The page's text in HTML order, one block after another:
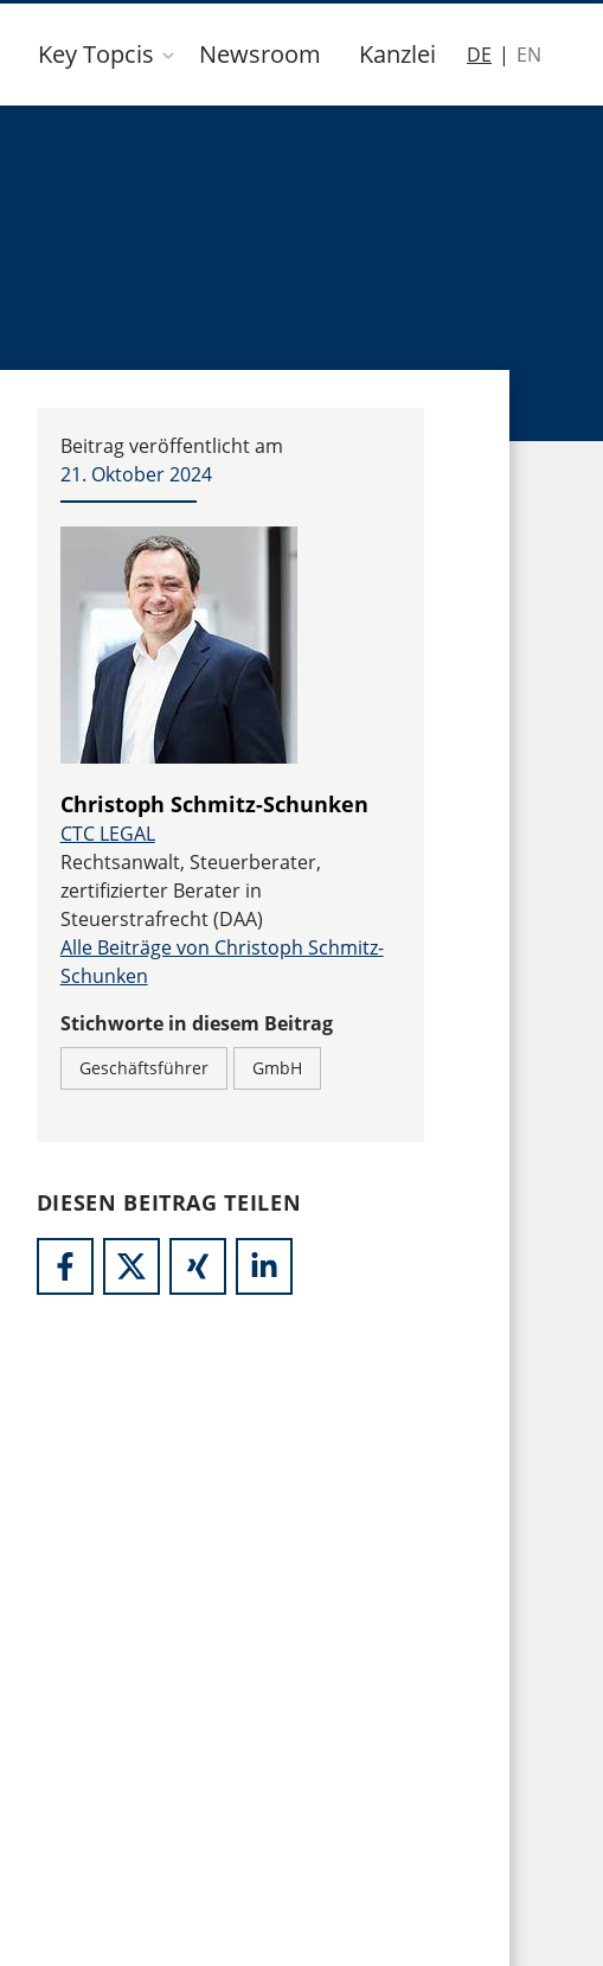
Key Topcis Newsroom Kanzlei DE EN
Beitrag veröffentlicht am
21. Oktober 2024
Christoph Schmitz-Schunken
CTC LEGAL
Rechtsanwalt, Steuerberater,
zertifizierter Berater in
Steuerstrafrecht (DAA)
Alle Beiträge von Christoph Schmitz-
Schunken
Stichworte in diesem Beitrag
Geschäftsführer GmbH
DIESEN BEITRAG TEILEN